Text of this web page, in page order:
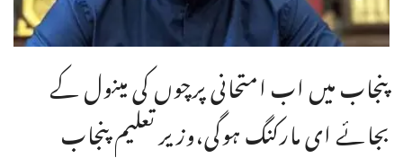
پنجاب میں اب امتحانی پرچوں کی مینول کے
بجائے ای مارکنگ ہوگی،وزیر تعلیم پنجاب